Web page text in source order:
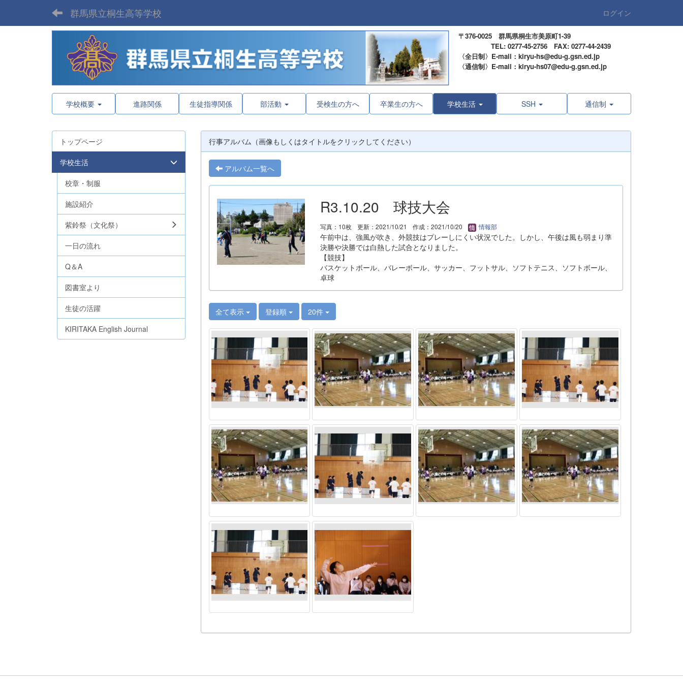
群馬県立桐生高等学校 ログイン
〒376-0025 群馬県桐生市美原町1-39
TEL: 0277-45-2756 FAX: 0277-44-2439
〈全日制〉E-mail：kiryu-hs@edu-g.gsn.ed.jp
〈通信制〉E-mail：kiryu-hs07@edu-g.gsn.ed.jp
学校概要 進路関係 生徒指導関係 部活動 受検生の方へ 卒業生の方へ 学校生活 SSH 通信制
行事アルバム（画像もしくはタイトルをクリックしてください）
アルバム一覧へ
R3.10.20 球技大会
写真：10枚 更新：2021/10/21 作成：2021/10/20 情報部
午前中は、強風が吹き、外競技はプレーしにくい状況でした。しかし、午後は風も弱まり準
決勝や決勝では白熱した試合となりました。
【競技】
バスケットボール、バレーボール、サッカー、フットサル、ソフトテニス、ソフトボール、
卓球
全て表示 登録順 20件
トップページ
学校生活
校章・制服
施設紹介
紫鈴祭（文化祭）
一日の流れ
Q＆A
図書室より
生徒の活躍
KIRITAKA English Journal